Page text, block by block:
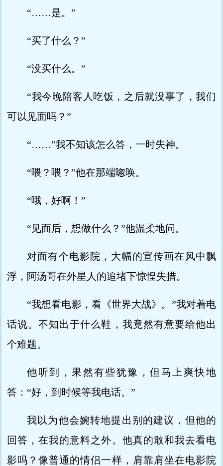
“……是。”
“买了什么？”
“没买什么。”
“我今晚陪客人吃饭，之后就没事了，我们
可以见面吗？”
“……”我不知该怎么答，一时失神。
“喂？喂？”他在那端唿唤。
“哦，好啊！”
“见面后，想做什么？”他温柔地问。
对面有个电影院，大幅的宣传画在风中飘
浮，阿汤哥在外星人的追堵下惊惶失措。
“我想看电影，看《世界大战》。”我对着电
话说。不知出于什么鞋，我竟然有意要给他出
个难题。
他听到，果然有些犹豫，但马上爽快地
答：“好，到时候等我电话。”
我以为他会婉转地提出别的建议，但他的
回答，在我的意料之外。他真的敢和我去看电
影吗？像普通的情侣一样，肩靠肩坐在电影院